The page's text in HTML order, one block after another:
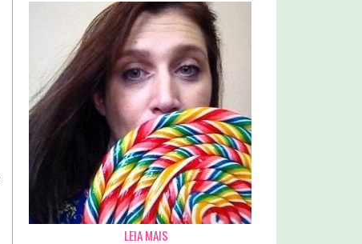
LEIA MAIS